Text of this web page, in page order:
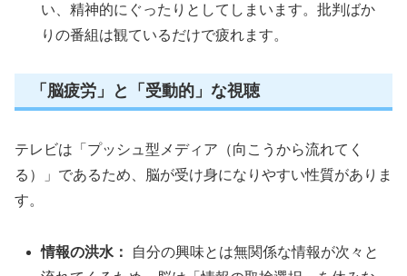
い、精神的にぐったりとしてしまいます。批判ばか
りの番組は観ているだけで疲れます。
「脳疲労」と「受動的」な視聴
テレビは「プッシュ型メディア（向こうから流れてく
る）」であるため、脳が受け身になりやすい性質がありま
す。
情報の洪水：
自分の興味とは無関係な情報が次々と